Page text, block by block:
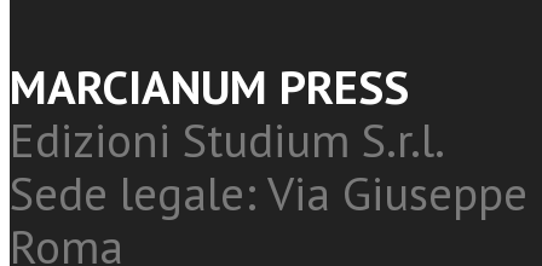
MARCIANUM PRESS
Edizioni Studium S.r.l.
Sede legale: Via
Roma